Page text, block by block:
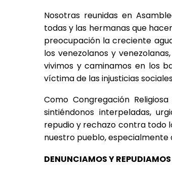
Nosotras reunidas en
todas y las hermanas que
preocupación la creciente
los venezolanos y
vivimos y caminamos en los
víctima de las injusticias
Como Congregación
sintiéndonos interpeladas,
repudio y rechazo contra todo
nuestro pueblo, especialmente
DENUNCIAMOS Y